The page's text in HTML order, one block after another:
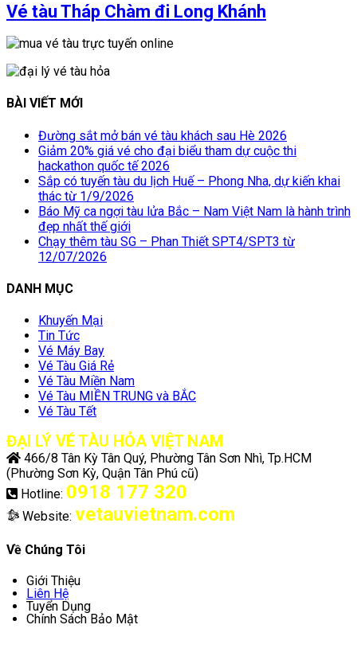
Vé tàu Tháp Chàm đi Long Khánh
BÀI VIẾT MỚI
Đường sắt mở bán vé tàu khách sau Hè 2026
Giảm 20% giá vé cho đại biểu tham dự cuộc thi
hackathon quốc tế 2026
Sắp có tuyến tàu du lịch Huế – Phong Nha, dự kiến khai
thác từ 1/9/2026
Báo Mỹ ca ngợi tàu lửa Bắc – Nam Việt Nam là hành trình
đẹp nhất thế giới
Chạy thêm tàu SG – Phan Thiết SPT4/SPT3 từ
12/07/2026
DANH MỤC
Khuyến Mại
Tin Tức
Vé Máy Bay
Vé Tàu Giá Rẻ
Vé Tàu Miền Nam
Vé Tàu MIỀN TRUNG và BẮC
Vé Tàu Tết
ĐẠI LÝ VÉ TÀU HỎA VIỆT NAM
466/8 Tân Kỳ Tân Quý, Phường Tân Sơn Nhì, Tp.HCM
(Phường Sơn Kỳ, Quận Tân Phú cũ)
Hotline: 0918 177 320
Website: vetauvietnam.com
Về Chúng Tôi
Giới Thiệu
Liên Hệ
Tuyển Dụng
Chính Sách Bảo Mật